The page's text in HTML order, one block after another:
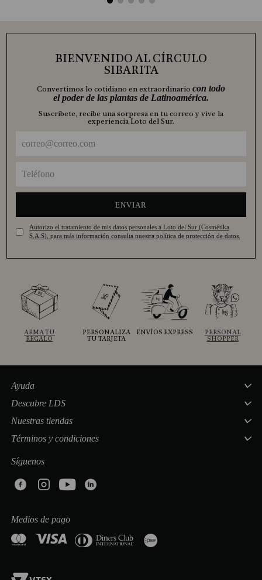
BIENVENIDO AL CÍRCULO
SIBARITA
Convertimos lo cotidiano en extraordinario con todo
el poder de las plantas de Latinoamérica.
Suscríbete, recibe una sorpresa en tu correo y vive la
experiencia Loto del Sur.
ENVIAR
Autorizo el tratamiento de mis datos personales a Loto del Sur (Cosmétika
S.A.S), para más información consulta nuestra política de protección de datos.
ARMA TU
REGALO
PERSONALIZA
TU TARJETA
ENVÍOS EXPRESS
PERSONAL
SHOPPER
Ayuda
Descubre LDS
Nuestras tiendas
Términos y condiciones
Síguenos
Medios de pago